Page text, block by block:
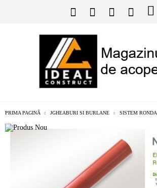
PRIMA PAGINĂ JGHEABURI SI BURLANE SISTEM RONDA